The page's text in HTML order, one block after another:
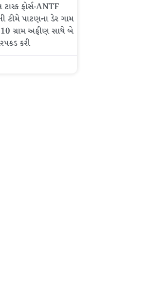
ટાસ્ક ફોર્સ-ANTF
ટીમે પાટણના ડેર ગામ
10 ગ્રામ અફીણ સાથે બે
કરી